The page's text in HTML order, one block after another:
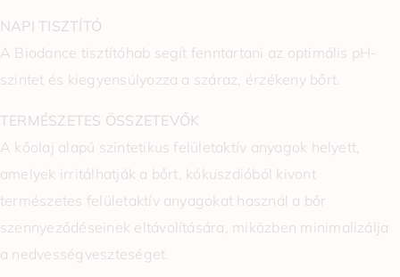
NAPI TISZTÍTÓ
A Biodance tisztítóhab segít fenntartani az optimális pH-
szintet és kiegyensúlyozza a száraz, érzékeny bőrt.
TERMÉSZETES ÖSSZETEVŐK
A kőolaj alapú szintetikus felületaktív anyagok helyett,
amelyek irritálhatják a bőrt, kókuszdióból kivont
természetes felületaktív anyagokat használ a bőr
szennyeződéseinek eltávolítására, miközben minimalizálja
a nedvességveszteséget.